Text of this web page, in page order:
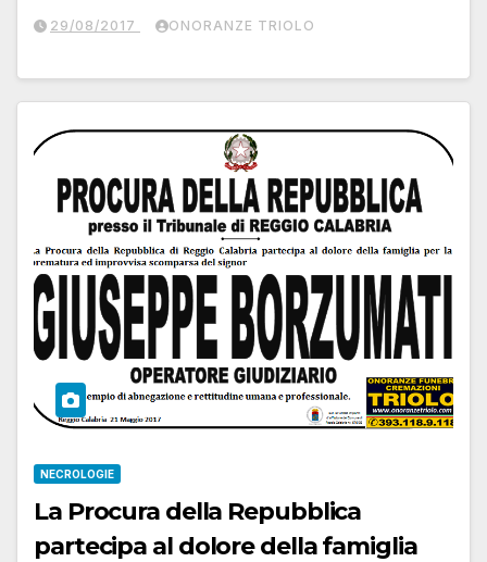
29/08/2017 ONORANZE TRIOLO
NECROLOGIE
La Procura della Repubblica
partecipa al dolore della famiglia